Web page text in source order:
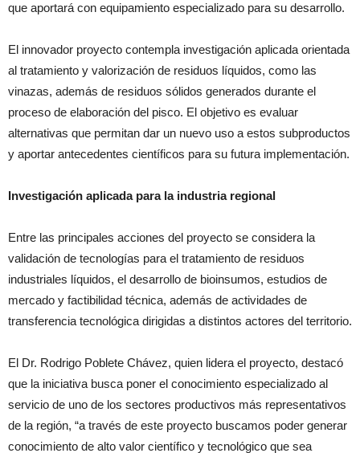
que aportará con equipamiento especializado para su desarrollo.
El innovador proyecto contempla investigación aplicada orientada
al tratamiento y valorización de residuos líquidos, como las
vinazas, además de residuos sólidos generados durante el
proceso de elaboración del pisco. El objetivo es evaluar
alternativas que permitan dar un nuevo uso a estos subproductos
y aportar antecedentes científicos para su futura implementación.
Investigación aplicada para la industria regional
Entre las principales acciones del proyecto se considera la
validación de tecnologías para el tratamiento de residuos
industriales líquidos, el desarrollo de bioinsumos, estudios de
mercado y factibilidad técnica, además de actividades de
transferencia tecnológica dirigidas a distintos actores del territorio.
El Dr. Rodrigo Poblete Chávez, quien lidera el proyecto, destacó
que la iniciativa busca poner el conocimiento especializado al
servicio de uno de los sectores productivos más representativos
de la región, “a través de este proyecto buscamos poder generar
conocimiento de alto valor científico y tecnológico que sea